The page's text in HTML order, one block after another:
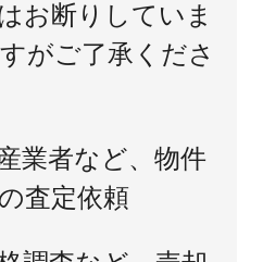
お断りしていま
がご了承くださ
業者など、物件
査定依頼